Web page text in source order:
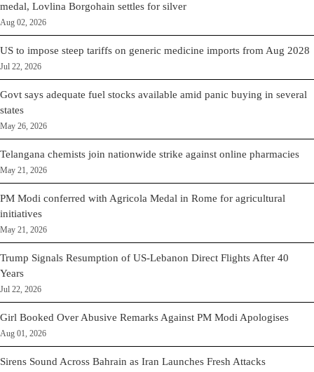
medal, Lovlina Borgohain settles for silver
Aug 02, 2026
US to impose steep tariffs on generic medicine imports from Aug 2028
Jul 22, 2026
Govt says adequate fuel stocks available amid panic buying in several
states
May 26, 2026
Telangana chemists join nationwide strike against online pharmacies
May 21, 2026
PM Modi conferred with Agricola Medal in Rome for agricultural
initiatives
May 21, 2026
Trump Signals Resumption of US-Lebanon Direct Flights After 40
Years
Jul 22, 2026
Girl Booked Over Abusive Remarks Against PM Modi Apologises
Aug 01, 2026
Sirens Sound Across Bahrain as Iran Launches Fresh Attacks